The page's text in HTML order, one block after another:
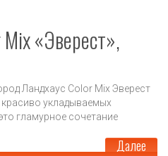
«Эверест»,
Ландхаус Color Mix Эверест
укладываемых
гламурное сочетание
Далее